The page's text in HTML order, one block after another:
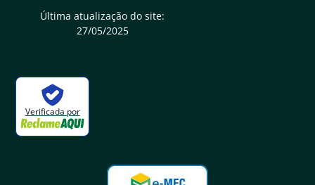
Última atualização do site:
27/05/2025
Verificada por